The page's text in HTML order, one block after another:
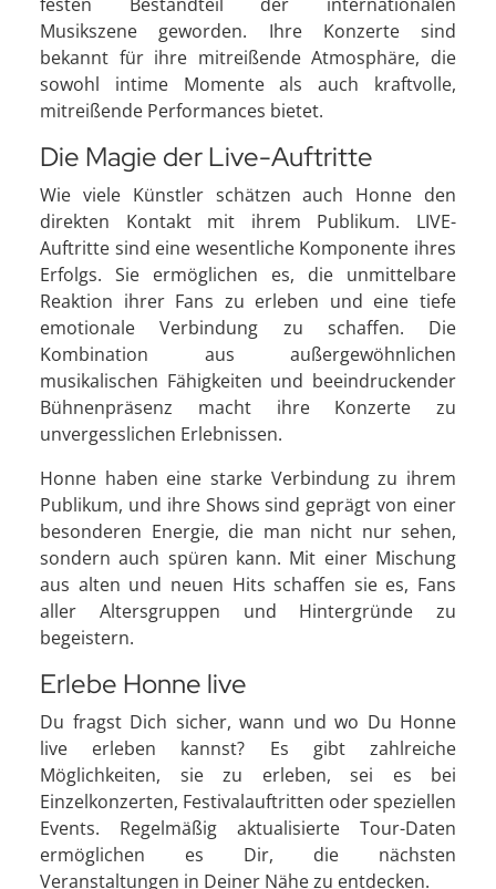
Musikszene geworden. Ihre Konzerte sind
bekannt für ihre mitreißende Atmosphäre, die
sowohl intime Momente als auch kraftvolle,
mitreißende Performances bietet.
Die Magie der Live-Auftritte
Wie viele Künstler schätzen auch Honne den
direkten Kontakt mit ihrem Publikum. LIVE-
Auftritte sind eine wesentliche Komponente ihres
Erfolgs. Sie ermöglichen es, die unmittelbare
Reaktion ihrer Fans zu erleben und eine tiefe
emotionale Verbindung zu schaffen. Die
Kombination aus außergewöhnlichen
musikalischen Fähigkeiten und beeindruckender
Bühnenpräsenz macht ihre Konzerte zu
unvergesslichen Erlebnissen.
Honne haben eine starke Verbindung zu ihrem
Publikum, und ihre Shows sind geprägt von einer
besonderen Energie, die man nicht nur sehen,
sondern auch spüren kann. Mit einer Mischung
aus alten und neuen Hits schaffen sie es, Fans
aller Altersgruppen und Hintergründe zu
begeistern.
Erlebe Honne live
Du fragst Dich sicher, wann und wo Du Honne
live erleben kannst? Es gibt zahlreiche
Möglichkeiten, sie zu erleben, sei es bei
Einzelkonzerten, Festivalauftritten oder speziellen
Events. Regelmäßig aktualisierte Tour-Daten
ermöglichen es Dir, die nächsten
Veranstaltungen in Deiner Nähe zu entdecken.